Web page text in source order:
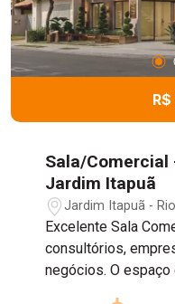
Sala/Comercial
Jardim Itapuã
Jardim Itapuã -
Excelente Sala
consultórios,
negócios. O espaço conta com um ambiente